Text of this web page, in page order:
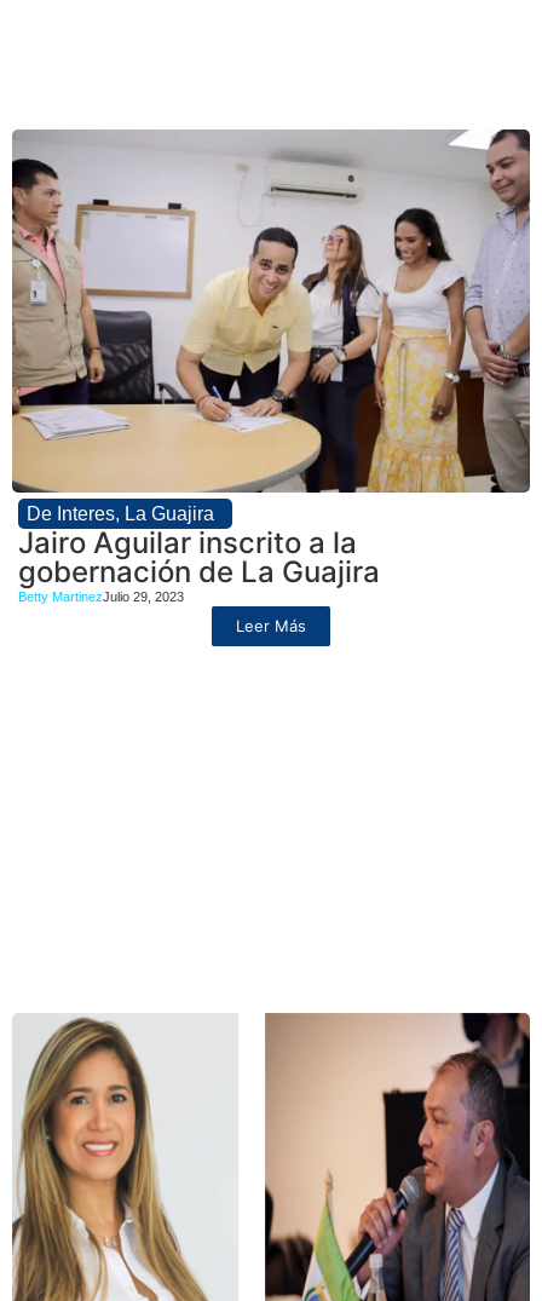
De Interes, La Guajira
Jairo Aguilar inscrito a la
gobernación de La Guajira
Betty MartinezJulio 29, 2023
Leer Más